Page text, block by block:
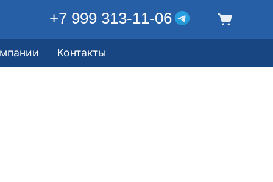
+7 999 313-11-06
Контакты